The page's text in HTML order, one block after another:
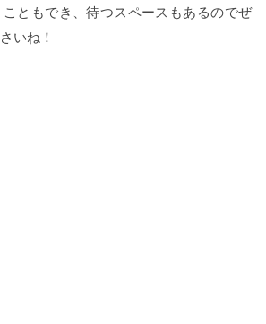
ともでき、待つスペースもあるのでぜ
いね！